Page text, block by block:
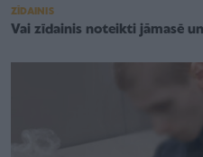
ZĪDAINIS
Vai zīdainis noteikti jāmasē